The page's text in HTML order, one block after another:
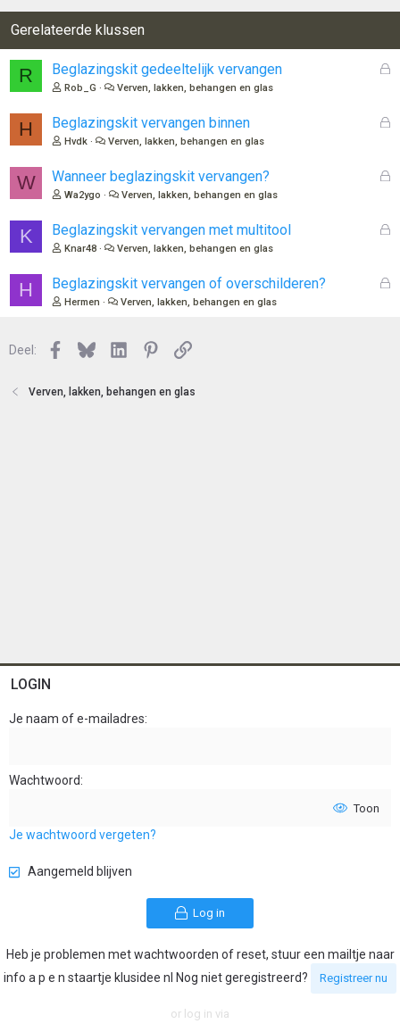
Gerelateerde klussen
R
G
n
Beglazingskit gedeeltelijk vervangen
Rob_G Verven, lakken, behangen en glas
H
G
n
Beglazingskit vervangen binnen
Hvdk Verven, lakken, behangen en glas
W
G
n
Wanneer beglazingskit vervangen?
Wa2ygo Verven, lakken, behangen en glas
K
G
Beglazingskit vervangen met multitool
Knar48 Verven, lakken, behangen en glas
H
G
Beglazingskit vervangen of overschilderen?
Hermen Verven, lakken, behangen en glas
Deel: Facebook
BlueskyLinkedInPinterest
Link
Verven, lakken, behangen en glas
LOGIN
Je naam of e-mailadres
Wachtwoord
Toon
Je wachtwoord vergeten?
Aangemeld blijven
Log in
Heb je problemen met wachtwoorden of reset, stuur een mailtje naar
info a p e n staartje klusidee nl Nog niet geregistreerd?
Registreer nu
or log in via